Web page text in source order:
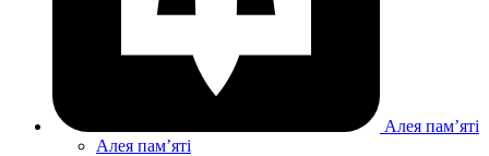
Алея памʼяті
Алея памʼяті